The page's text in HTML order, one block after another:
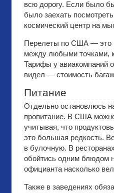
всю дорогу. Если было
было заехать
космический центр на
Перелеты по США — это
между любыми точками,
Тарифы у авиакомпаний
видел — стоимость
Питание
Отдельно остановлюсь
пропитание. В США
учитывая, что
это большая редкость.
в булочную. В
обойтись одним блюдом
официанта насколько
Также в заведениях